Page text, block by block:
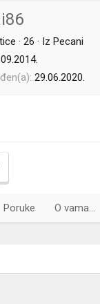
· 26 · Iz Pecani
29.06.2020.
Poruke O vama...